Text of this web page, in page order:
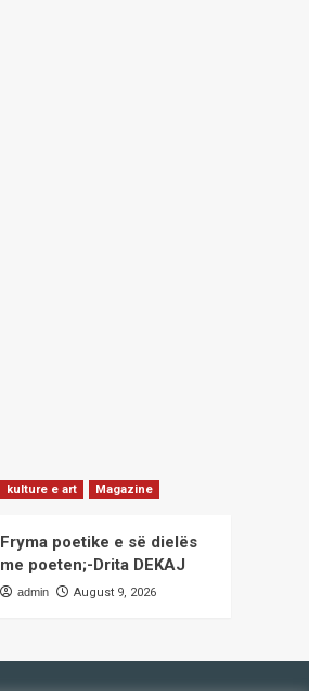
kulture e art Magazine
Fryma poetike e së dielës
me poeten;-Drita DEKAJ
admin August 9, 2026